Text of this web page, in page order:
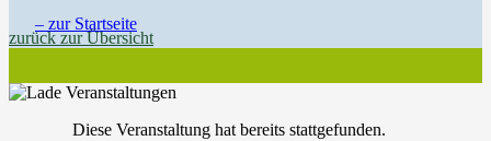
zurück zur Übersicht
Diese Veranstaltung hat bereits stattgefunden.